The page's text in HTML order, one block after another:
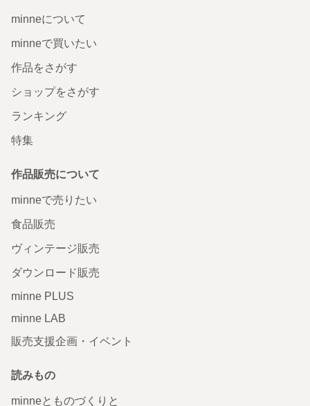
minneについて
minneで買いたい
作品をさがす
ショップをさがす
ランキング
特集
作品販売について
minneで売りたい
食品販売
ヴィンテージ販売
ダウンロード販売
minne PLUS
minne LAB
販売支援企画・イベント
読みもの
minneとものづくりと